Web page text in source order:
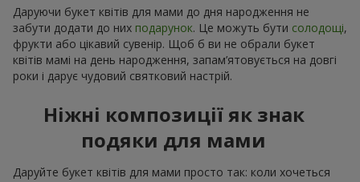
Даруючи букет квітів для мами до дня народження не
забути додати до них подарунок. Це можуть бути солодощі,
фрукти або цікавий сувенір. Щоб б ви не обрали букет
квітів мамі на день народження, запам’ятовується на довгі
роки і дарує чудовий святковий настрій.
Ніжні композиції як знак
подяки для мами
Даруйте букет квітів для мами просто так: коли хочеться